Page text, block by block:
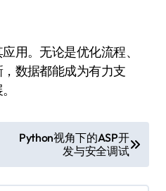
用。无论是优化流程、
数据都能成为有力支
Python视角下的ASP开
发与安全调试